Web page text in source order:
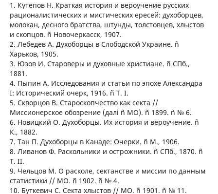
1. Кутепов Н. Краткая история и вероучение русских
рационалистических и мистических ересей: духоборцев,
молокан, десного братства, штунды, толстовцев, хлыстов
и скопцов. ñ Новочеркасск, 1907.
2. Лебедев А. Духоборцы в Слободской Украине. ñ
Харьков, 1905.
3. Юзов И. Староверы и духовные христиане. ñ СПб.,
1881.
4. Пыпин А. Исследования и статьи по эпохе Александра
І: Исторический очерк, 1916. ñ Т. І.
5. Скворцов В. Староскопчество как секта //
Миссионерское обозрение (далі ñ МО). ñ 1899. ñ № 6.
6. Новицкий О. Духоборцы. Их история и вероучение. ñ
К., 1882.
7. Тан П. Духоборцы в Канаде: Очерки. ñ М., 1906.
8. Ливанов Ф. Раскольники и острожники. ñ СПб., 1870. ñ
Т. ІІ.
9. Чельцов М. О расколе, сектанстве и миссии по данным
статистики // МО. ñ 1902. ñ № 4.
10. Буткевич С. Секта хлыстов // МО. ñ 1901. ñ № 11.